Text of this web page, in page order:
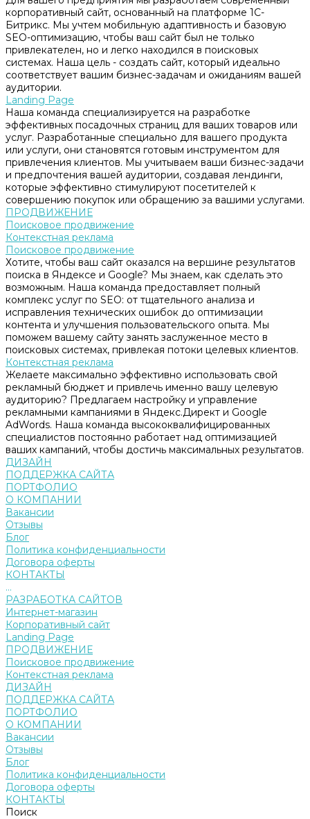
корпоративный сайт, основанный на платформе 1С-
Битрикс. Мы учтем мобильную адаптивность и базовую
SEO-оптимизацию, чтобы ваш сайт был не только
привлекателен, но и легко находился в поисковых
системах. Наша цель - создать сайт, который идеально
соответствует вашим бизнес-задачам и ожиданиям вашей
аудитории.
Landing Page
Наша команда специализируется на разработке
эффективных посадочных страниц для ваших товаров или
услуг. Разработанные специально для вашего продукта
или услуги, они становятся готовым инструментом для
привлечения клиентов. Мы учитываем ваши бизнес-задачи
и предпочтения вашей аудитории, создавая лендинги,
которые эффективно стимулируют посетителей к
совершению покупок или обращению за вашими услугами.
ПРОДВИЖЕНИЕ
Поисковое продвижение
Контекстная реклама
Поисковое продвижение
Хотите, чтобы ваш сайт оказался на вершине результатов
поиска в Яндексе и Google? Мы знаем, как сделать это
возможным. Наша команда предоставляет полный
комплекс услуг по SEO: от тщательного анализа и
исправления технических ошибок до оптимизации
контента и улучшения пользовательского опыта. Мы
поможем вашему сайту занять заслуженное место в
поисковых системах, привлекая потоки целевых клиентов.
Контекстная реклама
Желаете максимально эффективно использовать свой
рекламный бюджет и привлечь именно вашу целевую
аудиторию? Предлагаем настройку и управление
рекламными кампаниями в Яндекс.Директ и Google
AdWords. Наша команда высококвалифицированных
специалистов постоянно работает над оптимизацией
ваших кампаний, чтобы достичь максимальных результатов.
ДИЗАЙН
ПОДДЕРЖКА САЙТА
ПОРТФОЛИО
О КОМПАНИИ
Вакансии
Отзывы
Блог
Политика конфиденциальности
Договора оферты
КОНТАКТЫ
...
РАЗРАБОТКА САЙТОВ
Интернет-магазин
Корпоративный сайт
Landing Page
ПРОДВИЖЕНИЕ
Поисковое продвижение
Контекстная реклама
ДИЗАЙН
ПОДДЕРЖКА САЙТА
ПОРТФОЛИО
О КОМПАНИИ
Вакансии
Отзывы
Блог
Политика конфиденциальности
Договора оферты
КОНТАКТЫ
Поиск